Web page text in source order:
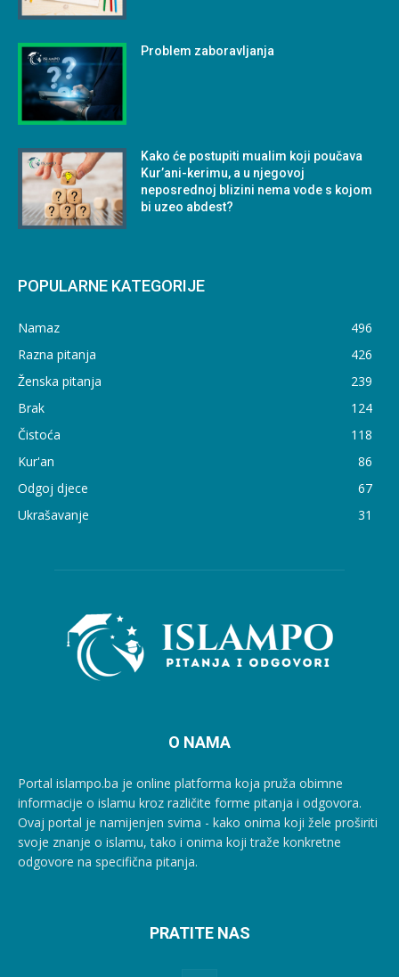
Problem zaboravljanja
Kako će postupiti mualim koji poučava
Kur’ani-kerimu, a u njegovoj
neposrednoj blizini nema vode s kojom
bi uzeo abdest?
POPULARNE KATEGORIJE
Namaz
496
Razna pitanja
426
Ženska pitanja
239
Brak
124
Čistoća
118
Kur'an
86
Odgoj djece
67
Ukrašavanje
31
O NAMA
Portal islampo.ba je online platforma koja pruža obimne
informacije o islamu kroz različite forme pitanja i odgovora.
Ovaj portal je namijenjen svima - kako onima koji žele proširiti
svoje znanje o islamu, tako i onima koji traže konkretne
odgovore na specifična pitanja.
PRATITE NAS